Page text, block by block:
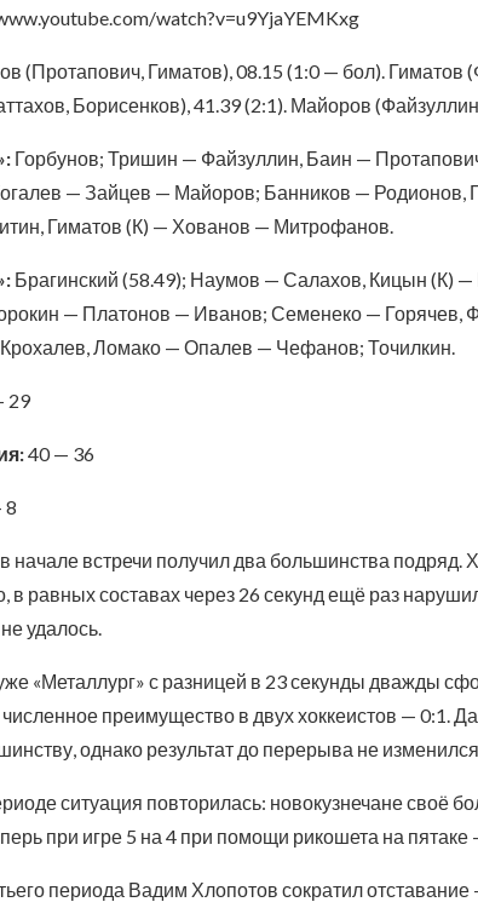
watch?v=u9YjaYEMKxg
(Протапович, Гиматов), 08.15 (1:0 — бол). Гиматов
Борисенков), 41.39 (2:1). Майоров
Горбунов; Тришин — Файзуллин, Баин —
— Зайцев — Майоров; Банников —
Гиматов (К) — Хованов — Митрофанов.
Брагинский (58.49); Наумов — Салахов, Кицын (К)
— Платонов — Иванов; Семенеко — Горячев,
Ломако — Опалев — Чефанов; Точилкин.
29
40 — 36
8
начале встречи получил два большинства подряд.
в равных составах через 26 секунд ещё раз
удалось.
«Металлург» с разницей в 23 секунды дважды
преимущество в двух хоккеистов — 0:1.
однако результат до перерыва не
ситуация повторилась: новокузнечане своё
при игре 5 на 4 при помощи рикошета на пятаке
периода Вадим Хлопотов сократил